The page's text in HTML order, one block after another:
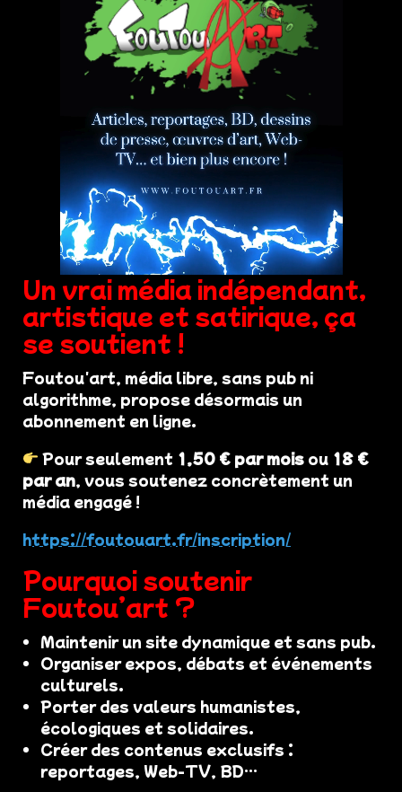
Un vrai média indépendant,
artistique et satirique, ça
se soutient !
Foutou'art, média libre, sans pub ni
algorithme, propose désormais un
abonnement en ligne.
Pour seulement 1,50 € par mois ou 18 €
par an, vous soutenez concrètement un
média engagé !
https://foutouart.fr/inscription/
Pourquoi soutenir
Foutou’art ?
Maintenir un site dynamique et sans pub.
Organiser expos, débats et événements
culturels.
Porter des valeurs humanistes,
écologiques et solidaires.
Créer des contenus exclusifs :
reportages, Web-TV, BD…